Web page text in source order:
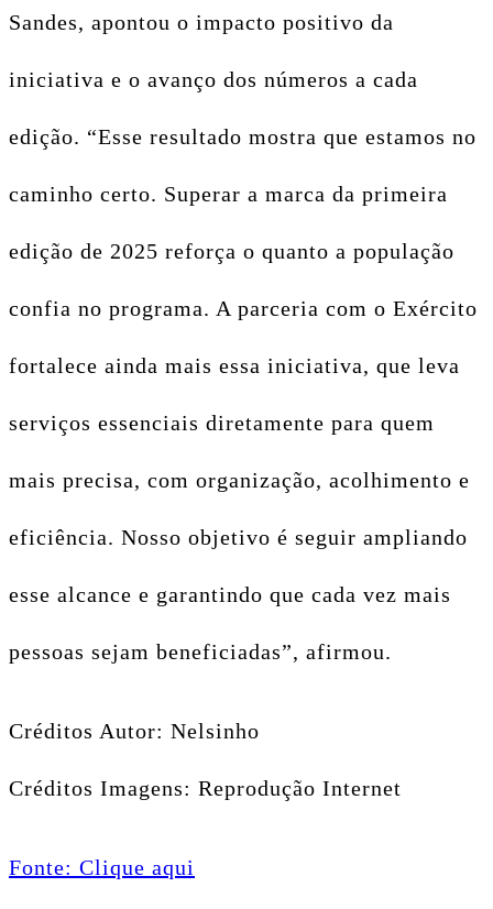
Sandes, apontou o impacto positivo da
iniciativa e o avanço dos números a cada
edição. “Esse resultado mostra que estamos no
caminho certo. Superar a marca da primeira
edição de 2025 reforça o quanto a população
confia no programa. A parceria com o Exército
fortalece ainda mais essa iniciativa, que leva
serviços essenciais diretamente para quem
mais precisa, com organização, acolhimento e
eficiência. Nosso objetivo é seguir ampliando
esse alcance e garantindo que cada vez mais
pessoas sejam beneficiadas”, afirmou.
Créditos Autor: Nelsinho
Créditos Imagens: Reprodução Internet
Fonte: Clique aqui